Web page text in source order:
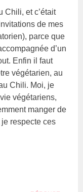
Chili, et c’était
de mes
parce que
d’un
Enfin il faut
végétarien, au
Chili. Moi, je
végétariens,
manger de
respecte ces